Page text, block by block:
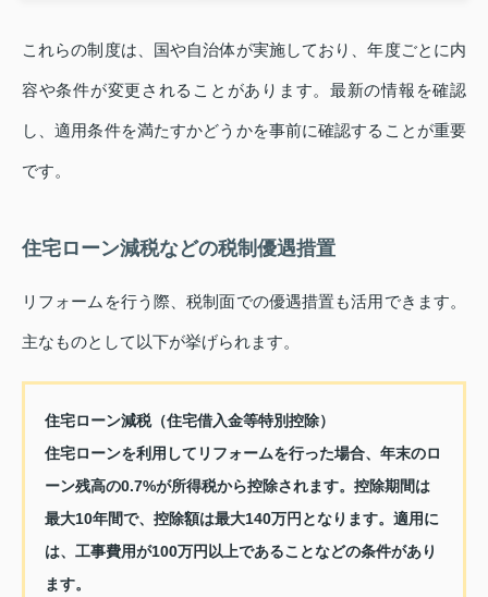
これらの制度は、国や自治体が実施しており、年度ごとに内
容や条件が変更されることがあります。最新の情報を確認
し、適用条件を満たすかどうかを事前に確認することが重要
です。
住宅ローン減税などの税制優遇措置
リフォームを行う際、税制面での優遇措置も活用できます。
主なものとして以下が挙げられます。
住宅ローン減税（住宅借入金等特別控除）
住宅ローンを利用してリフォームを行った場合、年末のロ
ーン残高の0.7%が所得税から控除されます。控除期間は
最大10年間で、控除額は最大140万円となります。適用に
は、工事費用が100万円以上であることなどの条件があり
ます。